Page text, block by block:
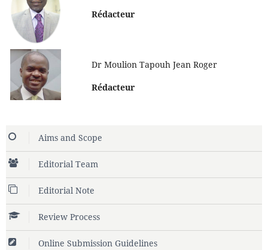
Rédacteur
Dr Moulion Tapouh Jean Roger
Rédacteur
Aims and Scope
Editorial Team
Editorial Note
Review Process
Online Submission Guidelines